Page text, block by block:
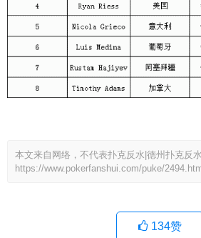
本文来自网络，不代表扑克反水|德州扑克反
https://www.pokerfanshui.com/puke/
134赞